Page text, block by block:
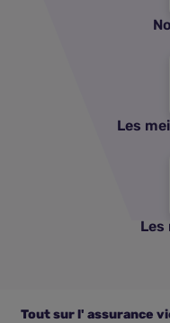
Les
Les
Tout sur l' assurance